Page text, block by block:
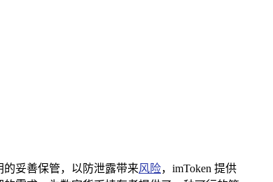
妥善保管，以防泄露带来风险，imToken 提供